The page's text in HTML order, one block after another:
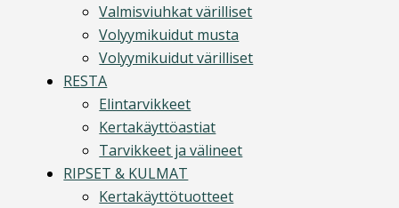
Valmisviuhkat värilliset
Volyymikuidut musta
Volyymikuidut värilliset
RESTA
Elintarvikkeet
Kertakäyttöastiat
Tarvikkeet ja välineet
RIPSET & KULMAT
Kertakäyttötuotteet